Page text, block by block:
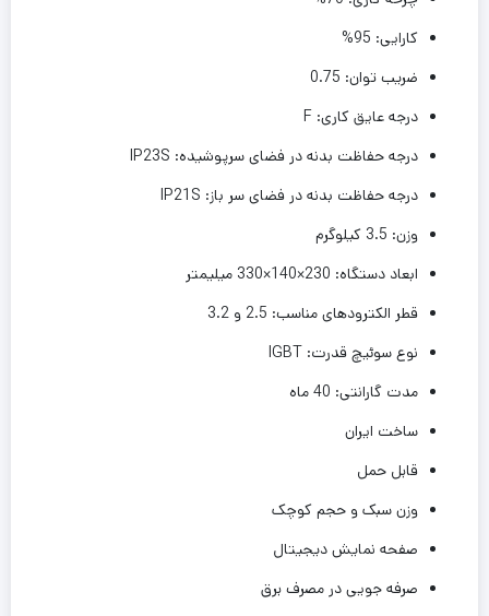
کارایی: 95%
ضریب توان: 0.75
درجه عایق کاری: F
درجه حفاظت بدنه در فضای سرپوشیده: IP23S
درجه حفاظت بدنه در فضای سر باز: IP21S
وزن: 3.5 کیلوگرم
ابعاد دستگاه: 230×140×330 میلیمتر
قطر الکترودهای مناسب: 2.5 و 3.2
نوع سوئیچ قدرت: IGBT
مدت گارانتی: 40 ماه
ساخت ایران
قابل حمل
وزن سبک و حجم کوچک
صفحه نمایش دیجیتال
صرفه جویی در مصرف برق